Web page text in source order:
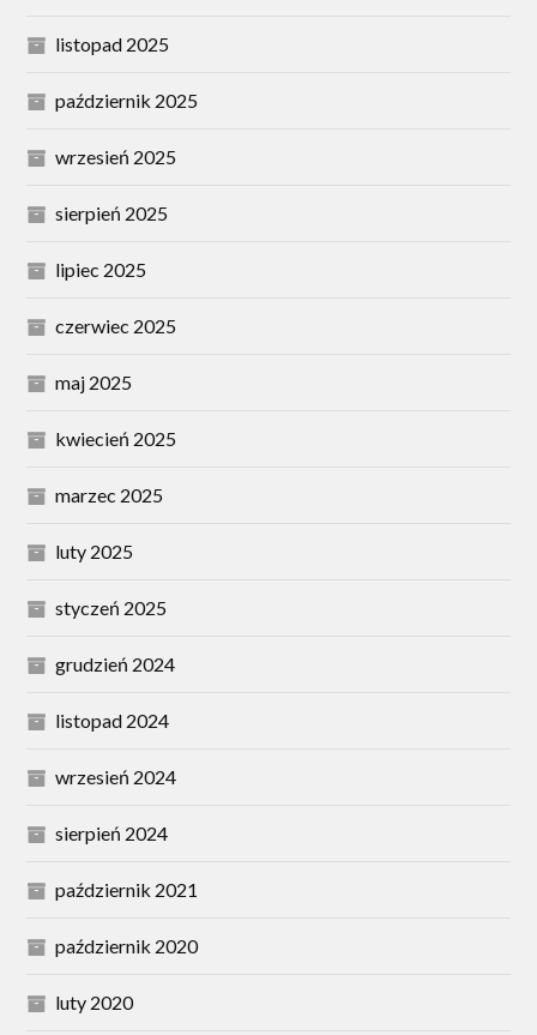
listopad 2025
październik 2025
wrzesień 2025
sierpień 2025
lipiec 2025
czerwiec 2025
maj 2025
kwiecień 2025
marzec 2025
luty 2025
styczeń 2025
grudzień 2024
listopad 2024
wrzesień 2024
sierpień 2024
październik 2021
październik 2020
luty 2020